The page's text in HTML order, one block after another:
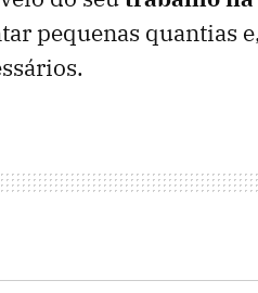
pequenas quantias